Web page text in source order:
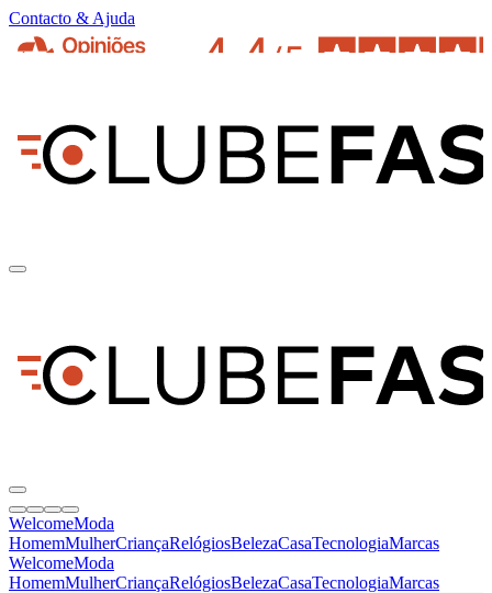
Contacto & Ajuda
WelcomeModa
HomemMulherCriançaRelógiosBelezaCasaTecnologiaMarcas
WelcomeModa
HomemMulherCriançaRelógiosBelezaCasaTecnologiaMarcas